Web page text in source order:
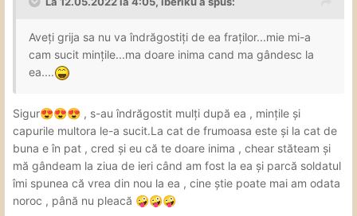
Aveți grija sa nu va îndrăgostiți de ea fraților...mie mi-a
cam sucit mințile...ma doare inima cand ma gândesc la
ea....
Sigur😍😍😍 , s-au îndrăgostit mulți după ea , mințile și
capurile multora le-a sucit.La cat de frumoasa este și la cat de
buna e în pat , cred și eu că te doare inima , chear stăteam și
mă gândeam la ziua de ieri când am fost la ea și parcă soldatul
îmi spunea că vrea din nou la ea , cine știe poate mai am odata
noroc , până nu pleacă 🤪🤪🤪